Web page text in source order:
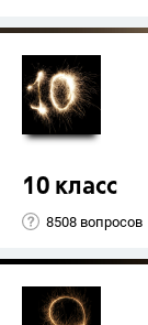
10 класс
8508 вопросов